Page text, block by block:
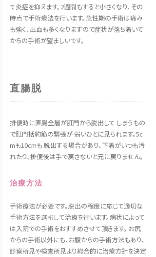
て炎症を抑えます。2週間もすると小さくなり、その
時点で手術療法を行います。急性期の手術は痛み
も強く、出血も多くなりますので症状が落ち着いて
からの手術が望ましいです。
直腸脱
排便時に直腸全層が肛門から脱出して しまうもの
で肛門括約筋の緊張が 弱いひとに見られます。5c
mも10cmも 脱出する場合があり、下着がいつも汚
れたり、排便後は手で戻さないと元に戻りません。
治療方法
手術療法が必要です。脱出の程度に応じて適切な
手術方法を選択して治療を行います。病状によって
は入院での手術をおすすめさせて頂きます。 お尻
からの手術以外にも、お腹からの手術方法もあり、
診察所見や検査所見より総合的に治療方針を決定